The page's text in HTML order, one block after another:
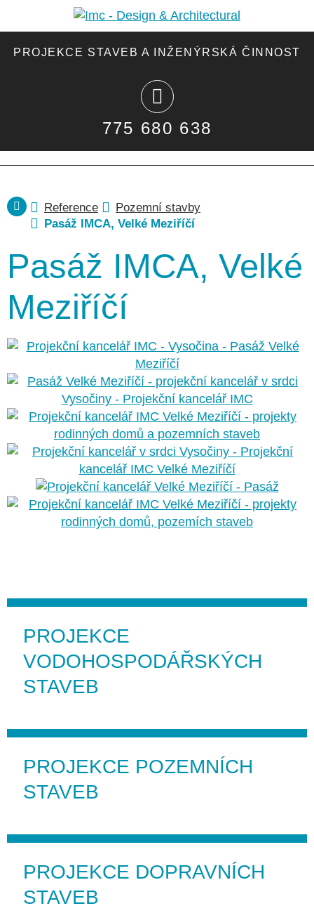
PROJEKCE STAVEB A INŽENÝRSKÁ ČINNOST
775 680 638
Reference
Pozemní stavby
Pasáž IMCA, Velké Meziříčí
Pasáž IMCA, Velké
Meziříčí
PROJEKCE
VODOHOSPODÁŘSKÝCH
STAVEB
PROJEKCE POZEMNÍCH
STAVEB
PROJEKCE DOPRAVNÍCH
STAVEB